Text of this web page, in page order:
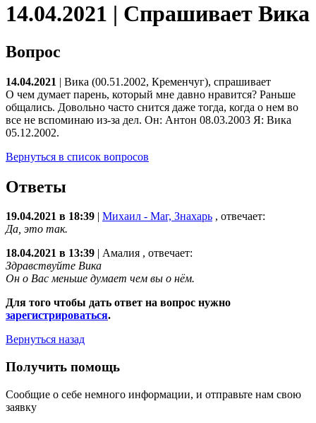
14.04.2021 | Спрашивает Вика
Вопрос
14.04.2021 | Вика (00.51.2002, Кременчуг), спрашивает
О чем думает парень, который мне давно нравится? Раньше
общались. Довольно часто снится даже тогда, когда о нем во
все не вспоминаю из-за дел. Он: Антон 08.03.2003 Я: Вика
05.12.2002.
Вернуться в список вопросов
Ответы
19.04.2021 в 18:39 Михаил - Маг, Знахарь , отвечает:
Да, это так.
18.04.2021 в 13:39
Амалия , отвечает:
Здравствуйте Вика
Он о Вас меньше думает чем вы о нём.
Для того чтобы дать ответ на вопрос нужно
зарегистрироваться.
Вернуться назад
Получить помощь
Сообщие о себе немного информации, и отправьте нам свою
заявку